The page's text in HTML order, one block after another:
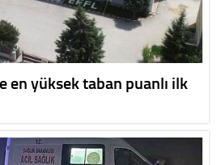
en yüksek taban puanlı ilk